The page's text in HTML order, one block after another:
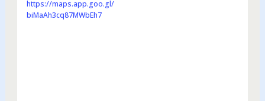
https://maps.app.goo.gl/
biMaAh3cq87MWbEh7